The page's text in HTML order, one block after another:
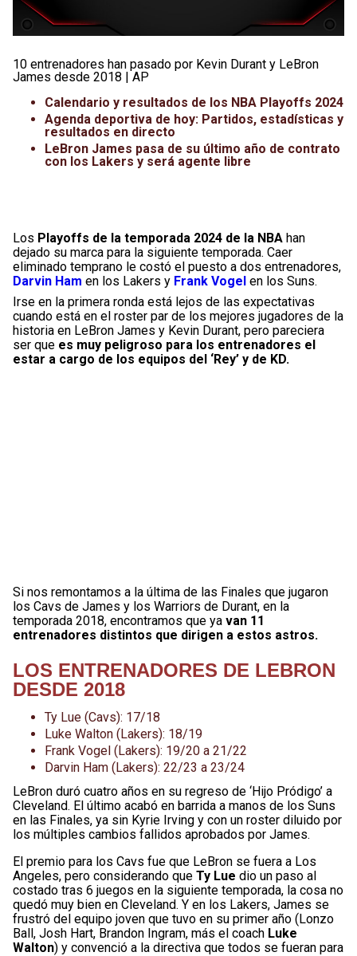
10 entrenadores han pasado por Kevin Durant y LeBron
James desde 2018 | AP
Calendario y resultados de los NBA Playoffs 2024
Agenda deportiva de hoy: Partidos, estadísticas y
resultados en directo
LeBron James pasa de su último año de contrato
con los Lakers y será agente libre
Los Playoffs de la temporada 2024 de la NBA han
dejado su marca para la siguiente temporada. Caer
eliminado temprano le costó el puesto a dos entrenadores,
Darvin Ham en los Lakers y Frank Vogel en los Suns.
Irse en la primera ronda está lejos de las expectativas
cuando está en el roster par de los mejores jugadores de la
historia en LeBron James y Kevin Durant, pero pareciera
ser que es muy peligroso para los entrenadores el
estar a cargo de los equipos del ‘Rey’ y de KD.
Si nos remontamos a la última de las Finales que jugaron
los Cavs de James y los Warriors de Durant, en la
temporada 2018, encontramos que ya van 11
entrenadores distintos que dirigen a estos astros.
LOS ENTRENADORES DE LEBRON
DESDE 2018
Ty Lue (Cavs): 17/18
Luke Walton (Lakers): 18/19
Frank Vogel (Lakers): 19/20 a 21/22
Darvin Ham (Lakers): 22/23 a 23/24
LeBron duró cuatro años en su regreso de ‘Hijo Pródigo’ a
Cleveland. El último acabó en barrida a manos de los Suns
en las Finales, ya sin Kyrie Irving y con un roster diluido por
los múltiples cambios fallidos aprobados por James.
El premio para los Cavs fue que LeBron se fuera a Los
Angeles, pero considerando que Ty Lue dio un paso al
costado tras 6 juegos en la siguiente temporada, la cosa no
quedó muy bien en Cleveland. Y en los Lakers, James se
frustró del equipo joven que tuvo en su primer año (Lonzo
Ball, Josh Hart, Brandon Ingram, más el coach Luke
Walton) y convenció a la directiva que todos se fueran para